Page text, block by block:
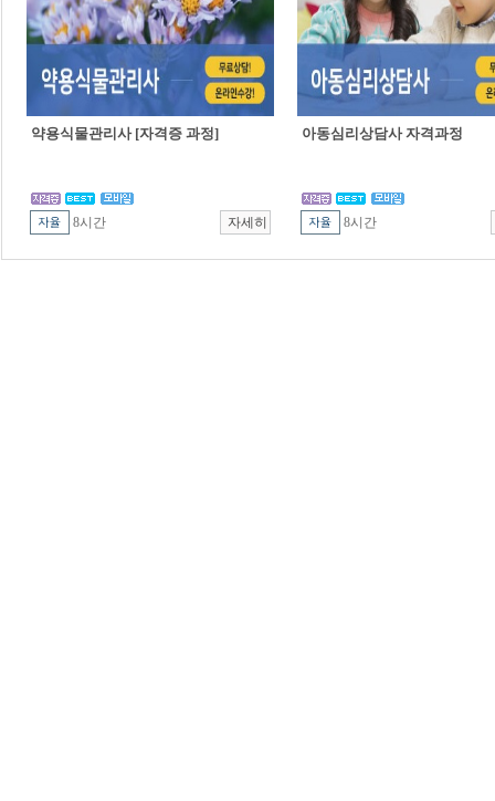
약용식물관리사 [자격증 과정]
8시간
아동심리상담사 자격과정
8시간